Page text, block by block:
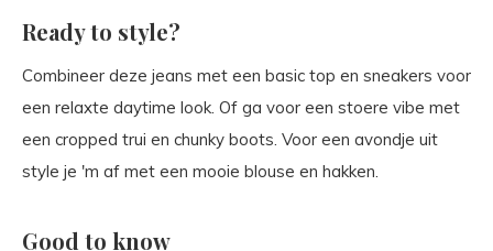
Ready to style?
Combineer deze jeans met een basic top en sneakers voor
een relaxte daytime look. Of ga voor een stoere vibe met
een cropped trui en chunky boots. Voor een avondje uit
style je 'm af met een mooie blouse en hakken.
Good to know